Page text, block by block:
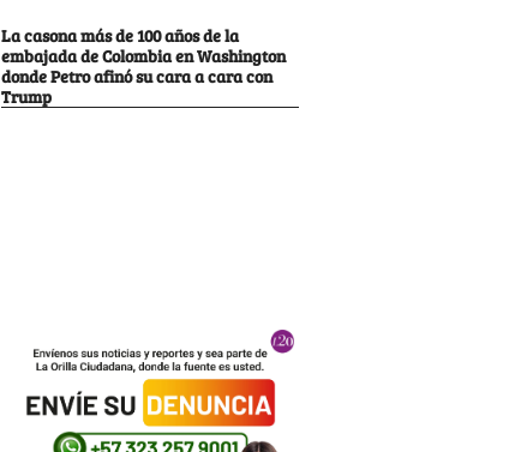
La casona más de 100 años de la
embajada de Colombia en Washington
donde Petro afinó su cara a cara con
Trump